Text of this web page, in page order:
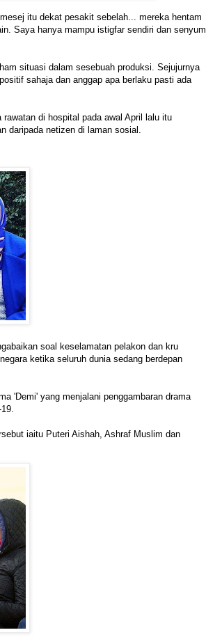
itu dekat pesakit sebelah... mereka hentam
Saya hanya mampu istigfar sendiri dan senyum
situasi dalam sesebuah produksi. Sejujurnya
sahaja dan anggap apa berlaku pasti ada
di hospital pada awal April lalu itu
daripada netizen di laman sosial.
soal keselamatan pelakon dan kru
ketika seluruh dunia sedang berdepan
'Demi' yang menjalani penggambaran drama
iaitu Puteri Aishah, Ashraf Muslim dan